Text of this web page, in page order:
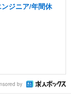
ジニア/年間休
by